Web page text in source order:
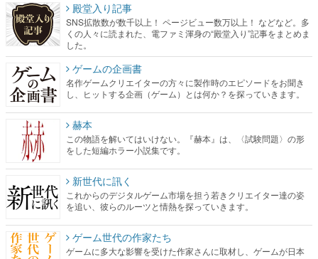
殿堂入り記事
SNS拡散数が数千以上！ ページビュー数万以上！ などなど。多
くの人々に読まれた、電ファミ渾身の“殿堂入り”記事をまとめま
した。
ゲームの企画書
名作ゲームクリエイターの方々に製作時のエピソードをお聞き
し、ヒットする企画（ゲーム）とは何か？を探っていきます。
赫本
この物語を解いてはいけない。『赫本』は、〈試験問題〉の形
をした短編ホラー小説集です。
新世代に訊く
これからのデジタルゲーム市場を担う若きクリエイター達の姿
を追い、彼らのルーツと情熱を探っていきます。
ゲーム世代の作家たち
ゲームに多大な影響を受けた作家さんに取材し、ゲームが日本